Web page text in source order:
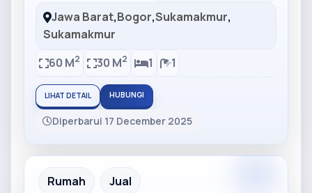
Jawa Barat,Bogor,Sukamakmur,
Sukamakmur
60 M2 30 M2 1 1
LIHAT DETAIL HUBUNGI
Diperbarui 17 December 2025
Partner Ad
Rumah Jual